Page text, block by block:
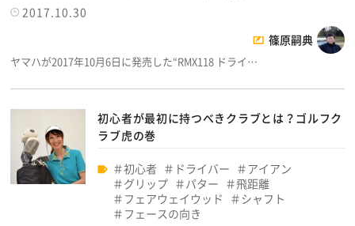
2017.10.30
篠原嗣典
ヤマハが2017年10月6日に発売した“RMX118 ドライ…
初心者が最初に持つべきクラブとは？ゴルフク
ラブ虎の巻
初心者 ドライバー
アイアン
グリップ
パター
飛距離
フェアウェイウッド
シャフト
フェースの向き